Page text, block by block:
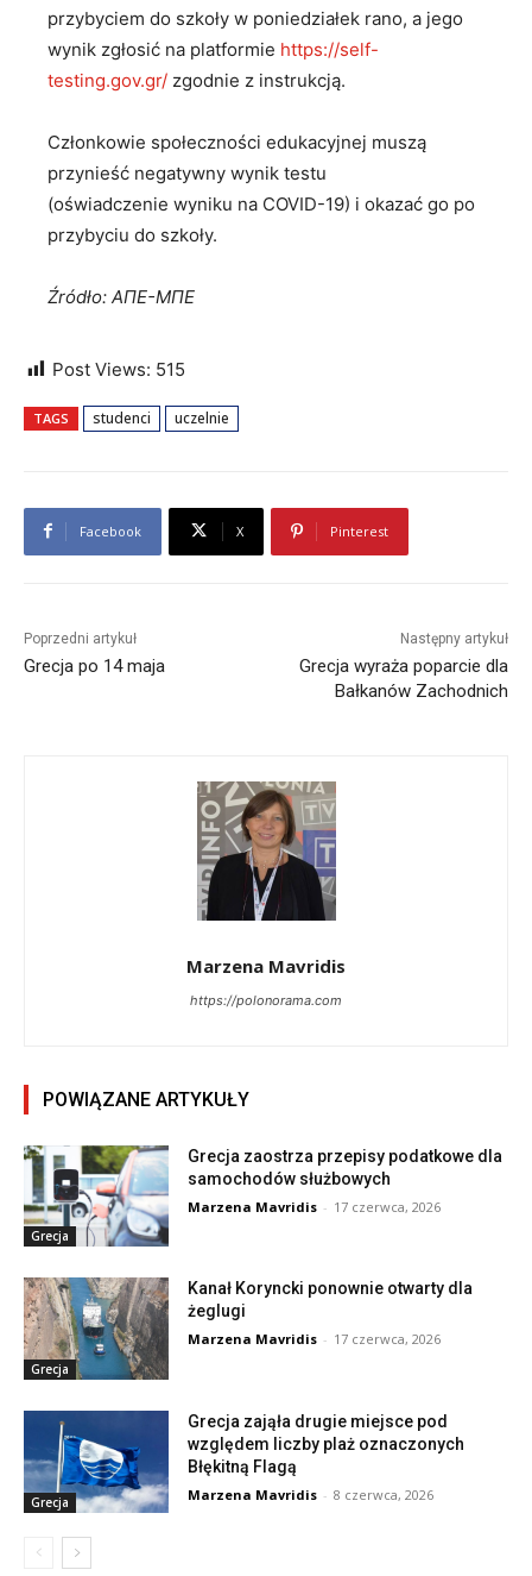
przybyciem do szkoły w poniedziałek rano, a jego
wynik zgłosić na platformie https://self-
testing.gov.gr/ zgodnie z instrukcją.
Członkowie społeczności edukacyjnej muszą
przynieść negatywny wynik testu
(oświadczenie wyniku na COVID-19) i okazać go po
przybyciu do szkoły.
Źródło: ΑΠΕ-ΜΠΕ
Post Views: 515
TAGS studenci uczelnie
Facebook X Pinterest
Poprzedni artykuł
Grecja po 14 maja
Następny artykuł
Grecja wyraża poparcie dla
Bałkanów Zachodnich
Marzena Mavridis
https://polonorama.com
POWIĄZANE ARTYKUŁY
Grecja
Grecja zaostrza przepisy podatkowe dla
samochodów służbowych
Marzena Mavridis - 17 czerwca, 2026
Grecja
Kanał Koryncki ponownie otwarty dla
żeglugi
Marzena Mavridis - 17 czerwca, 2026
Grecja
Grecja zająła drugie miejsce pod
względem liczby plaż oznaczonych
Błękitną Flagą
Marzena Mavridis - 8 czerwca, 2026